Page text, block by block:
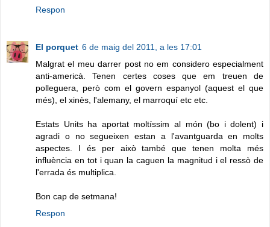
Respon
El porquet 6 de maig del 2011, a les 17:01
Malgrat el meu darrer post no em considero especialment
anti-americà. Tenen certes coses que em treuen de
polleguera, però com el govern espanyol (aquest el que
més), el xinès, l'alemany, el marroquí etc etc.
Estats Units ha aportat moltíssim al món (bo i dolent) i
agradi o no segueixen estan a l'avantguarda en molts
aspectes. I és per això també que tenen molta més
influència en tot i quan la caguen la magnitud i el ressò de
l'errada és multiplica.
Bon cap de setmana!
Respon